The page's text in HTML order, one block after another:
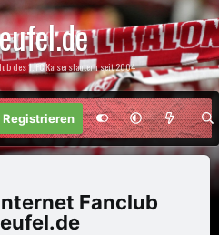
des 1. FC Kaiserslautern seit 2004
Registrieren
Fanclub